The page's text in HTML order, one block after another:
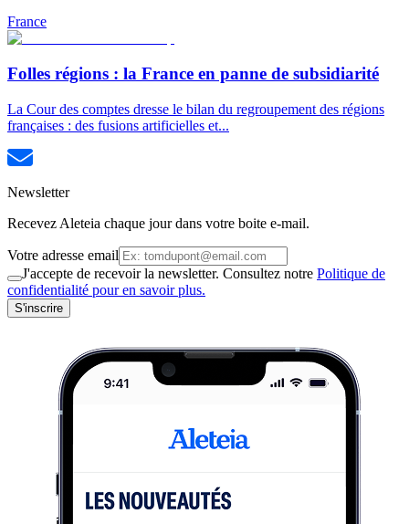
France
Folles régions : la France en panne de subsidiarité
La Cour des comptes dresse le bilan du regroupement des régions
françaises : des fusions artificielles et...
Newsletter
Recevez Aleteia chaque jour dans votre boite e-mail.
Votre adresse email
J'accepte de recevoir la newsletter. Consultez notre Politique de
confidentialité pour en savoir plus.
S'inscrire